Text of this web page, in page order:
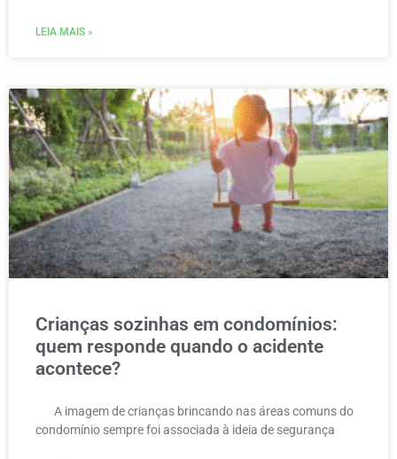
LEIA MAIS »
Crianças sozinhas em condomínios:
quem responde quando o acidente
acontece?
A imagem de crianças brincando nas áreas comuns do
condomínio sempre foi associada à ideia de segurança